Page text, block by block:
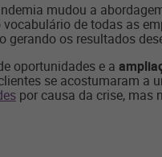
mudou a
de todas as
gerando os resultados
oportunidades e a
se acostumaram a
por causa da crise, mas